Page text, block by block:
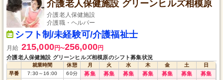
介護老人保健施設 グリーンヒルズ相模原
介護老人保健施設
介護職・ヘルパー
シフト制/未経験可/介護福祉士
月給 215,000円〜256,000円
介護老人保健施設 グリーンヒルズ相模原のシフト募集状況
就業時間 休憩 月 火 水 木 金 土
日
早番
7:30～ 16:00 60分 募集 募集 募集 募集 募集 募集 募集